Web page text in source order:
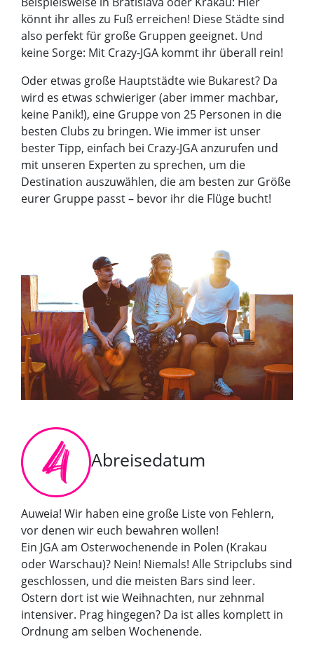
könnt ihr alles zu Fuß erreichen! Diese Städte sind
also perfekt für große Gruppen geeignet. Und
keine Sorge: Mit Crazy-JGA kommt ihr überall rein!
Oder etwas große Hauptstädte wie Bukarest? Da
wird es etwas schwieriger (aber immer machbar,
keine Panik!), eine Gruppe von 25 Personen in die
besten Clubs zu bringen. Wie immer ist unser
bester Tipp, einfach bei Crazy-JGA anzurufen und
mit unseren Experten zu sprechen, um die
Destination auszuwählen, die am besten zur Größe
eurer Gruppe passt – bevor ihr die Flüge bucht!
Abreisedatum
Auweia! Wir haben eine große Liste von Fehlern,
vor denen wir euch bewahren wollen!
Ein JGA am Osterwochenende in Polen (Krakau
oder Warschau)? Nein! Niemals! Alle Stripclubs sind
geschlossen, und die meisten Bars sind leer.
Ostern dort ist wie Weihnachten, nur zehnmal
intensiver. Prag hingegen? Da ist alles komplett in
Ordnung am selben Wochenende.